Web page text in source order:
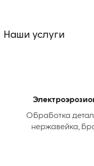
Наши услуги
Обработка
нержавейка,